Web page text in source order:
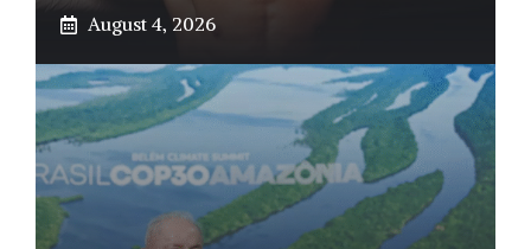
August 4, 2026